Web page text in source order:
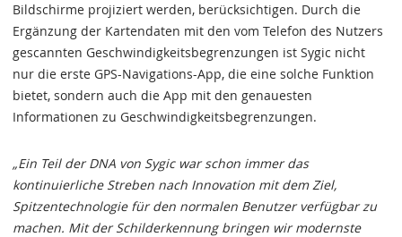
Bildschirme projiziert werden, berücksichtigen. Durch die
Ergänzung der Kartendaten mit den vom Telefon des Nutzers
gescannten Geschwindigkeitsbegrenzungen ist Sygic nicht
nur die erste GPS-Navigations-App, die eine solche Funktion
bietet, sondern auch die App mit den genauesten
Informationen zu Geschwindigkeitsbegrenzungen.
„Ein Teil der DNA von Sygic war schon immer das
kontinuierliche Streben nach Innovation mit dem Ziel,
Spitzentechnologie für den normalen Benutzer verfügbar zu
machen. Mit der Schilderkennung bringen wir modernste